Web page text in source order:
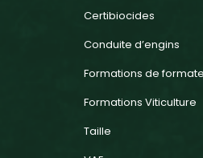
Certibiocides
Conduite d’engins
Formations de
Formations Viticulture
Taille